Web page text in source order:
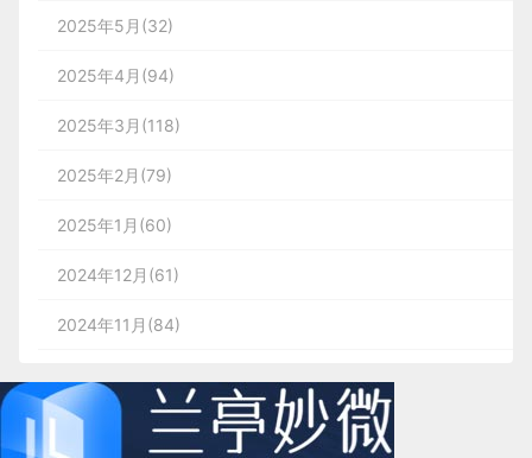
2025年5月(32)
2025年4月(94)
2025年3月(118)
2025年2月(79)
2025年1月(60)
2024年12月(61)
2024年11月(84)
2024年9月(144)